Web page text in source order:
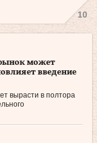
10
может
введение
вырасти в полтора